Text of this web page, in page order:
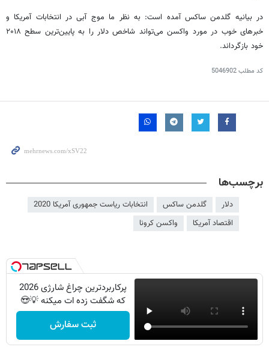
در بیانیه گلدمن ساکس آمده است: به نظر ما موج آبی در انتخابات آمریکا و
خبرهای خوب در مورد واکسن می‌تواند شاخص دلار را به پایین‌ترین سطح ۲۰۱۸
خود بازگرداند.
کد مطلب5046902
برچسب‌ها
دلار گلدمن ساکس
انتخابات ریاست جمهوری آمریکا 2020
اقتصاد آمریکا
واکسن کرونا
پرکاربردترین چراغ شارژی 2026
که شگفت زده ات میکنه 💡😍
ثبت سفارش